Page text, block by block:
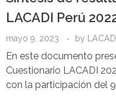
LACADI Perú
mayo 9, 2023 by LACADI
En este documento
Cuestionario LACADI
con la participación del